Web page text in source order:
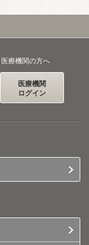
医療機関の方へ
医療機関
ログイン